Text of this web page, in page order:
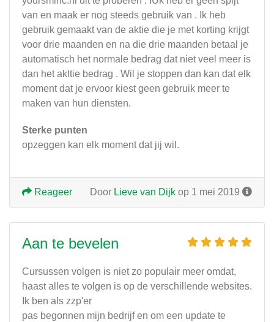
van en maak er nog steeds gebruik van . Ik heb
gebruik gemaakt van de aktie die je met korting krijgt
voor drie maanden en na die drie maanden betaal je
automatisch het normale bedrag dat niet veel meer is
dan het akltie bedrag . Wil je stoppen dan kan dat elk
moment dat je ervoor kiest geen gebruik meer te
maken van hun diensten.
Sterke punten
opzeggen kan elk moment dat jij wil.
Door Lieve van Dijk op 1 mei 2019
Reageer
Aan te bevelen
Cursussen volgen is niet zo populair meer omdat,
haast alles te volgen is op de verschillende websites.
Ik ben als zzp'er
pas begonnen mijn bedrijf en om een update te